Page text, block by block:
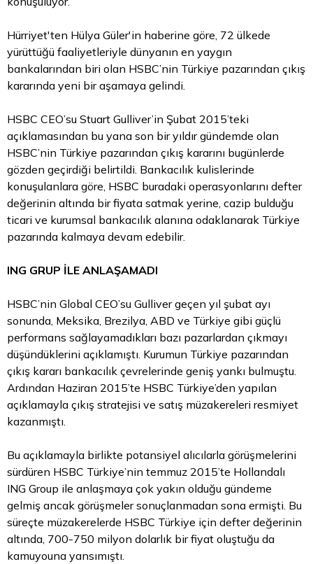
Hürriyet'ten Hülya Güler'in haberine göre, 72 ülkede
yürüttüğü faaliyetleriyle dünyanın en yaygın
bankalarından biri olan HSBC’nin Türkiye pazarından çıkış
kararında yeni bir aşamaya gelindi.
HSBC CEO’su Stuart Gulliver’in Şubat 2015’teki
açıklamasından bu yana son bir yıldır gündemde olan
HSBC’nin Türkiye pazarından çıkış kararını bugünlerde
gözden geçirdiği belirtildi. Bankacılık kulislerinde
konuşulanlara göre, HSBC buradaki operasyonlarını defter
değerinin altında bir fiyata satmak yerine, cazip bulduğu
ticari ve kurumsal bankacılık alanına odaklanarak Türkiye
pazarında kalmaya devam edebilir.
ING GRUP İLE ANLAŞAMADI
HSBC’nin Global CEO’su Gulliver geçen yıl şubat ayı
sonunda, Meksika, Brezilya, ABD ve Türkiye gibi güçlü
performans sağlayamadıkları bazı pazarlardan çıkmayı
düşündüklerini açıklamıştı. Kurumun Türkiye pazarından
çıkış kararı bankacılık çevrelerinde geniş yankı bulmuştu.
Ardından Haziran 2015’te HSBC Türkiye’den yapılan
açıklamayla çıkış stratejisi ve satış müzakereleri resmiyet
kazanmıştı.
Bu açıklamayla birlikte potansiyel alıcılarla görüşmelerini
sürdüren HSBC Türkiye’nin temmuz 2015’te Hollandalı
ING Group ile anlaşmaya çok yakın olduğu gündeme
gelmiş ancak görüşmeler sonuçlanmadan sona ermişti. Bu
süreçte müzakerelerde HSBC Türkiye için defter değerinin
altında, 700-750 milyon dolarlık bir fiyat oluştuğu da
kamuyouna yansımıştı.